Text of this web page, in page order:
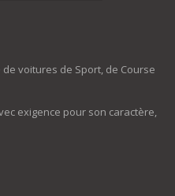
voitures de Sport, de Course
exigence pour son caractère,